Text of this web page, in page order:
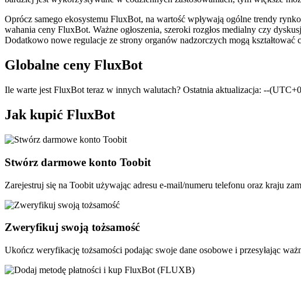
Oprócz samego ekosystemu FluxBot, na wartość wpływają ogólne trendy
wahania ceny FluxBot. Ważne ogłoszenia, szeroki rozgłos medialny czy
Dodatkowo nowe regulacje ze strony organów nadzorczych mogą
Globalne ceny FluxBot
Ile warte jest FluxBot teraz w innych walutach? Ostatnia aktualizacja: --
Jak kupić FluxBot
Stwórz darmowe konto Toobit
Zarejestruj się na Toobit używając adresu e-mail/numeru telefonu oraz kraju
Zweryfikuj swoją tożsamość
Ukończ weryfikację tożsamości podając swoje dane osobowe i przesyłając